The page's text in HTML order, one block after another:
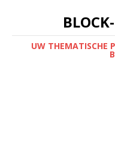
UW THEMATISCHE